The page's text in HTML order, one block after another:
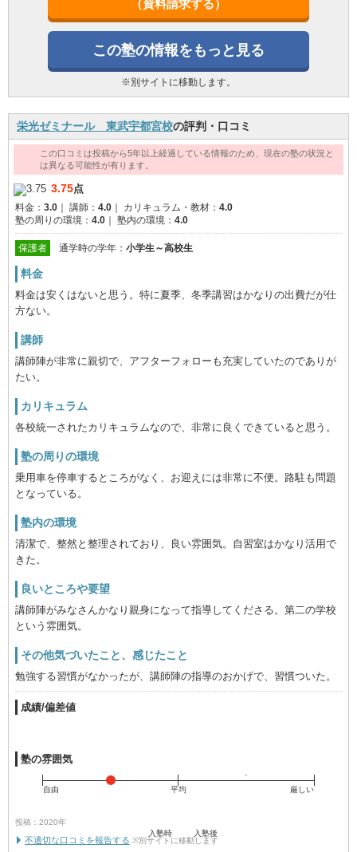
（資料請求する）
この塾の情報をもっと見る
※別サイトに移動します。
栄光ゼミナール 東武宇都宮校の評判・口コミ
この口コミは投稿から5年以上経過している情報のため、現在の塾の状況と
は異なる可能性が有ります。
3.75点
料金： 3.0 講師： 4.0 カリキュラム・教材： 4.0
塾の周りの環境： 4.0 塾内の環境： 4.0
保護者 通学時の学年： 小学生～高校生
料金
料金は安くはないと思う。特に夏季、冬季講習はかなりの出費だが仕
方ない。
講師
講師陣が非常に親切で、アフターフォローも充実していたのでありが
たい。
カリキュラム
各校統一されたカリキュラムなので、非常に良くできていると思う。
塾の周りの環境
乗用車を停車するところがなく、お迎えには非常に不便。路駐も問題
となっている。
塾内の環境
清潔で、整然と整理されており、良い雰囲気。自習室はかなり活用で
きた。
良いところや要望
講師陣がみなさんかなり親身になって指導してくださる。第二の学校
という雰囲気。
その他気づいたこと、感じたこと
勉強する習慣がなかったが、講師陣の指導のおかげで、習慣ついた。
成績/偏差値
入塾時 入塾後
塾の雰囲気
自由 平均 厳しい
投稿：2020年
不適切な口コミを報告する ※別サイトに移動します